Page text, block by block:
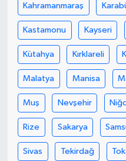
Kahramanmaraş
Kastamonu Kayseri
Kütahya Kırklareli
Malatya Manisa
Muş Nevşehir
Rize Sakarya
Sivas Tekirdağ